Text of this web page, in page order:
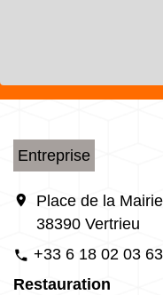
Entreprise
location_on
Place de la Mairie
38390 Vertrieu
phone +33 6 18 02 03 63
Restauration